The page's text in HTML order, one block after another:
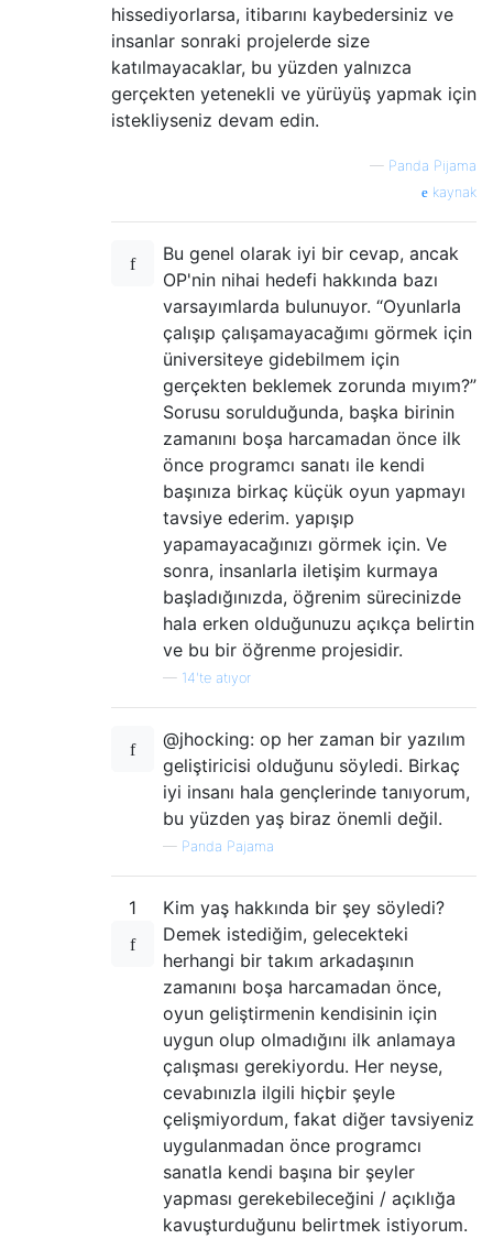
hissediyorlarsa, itibarını kaybedersiniz ve
insanlar sonraki projelerde size
katılmayacaklar, bu yüzden yalnızca
gerçekten yetenekli ve yürüyüş yapmak için
istekliyseniz devam edin.
— Panda Pijama
kaynak
Bu genel olarak iyi bir cevap, ancak
OP'nin nihai hedefi hakkında bazı
varsayımlarda bulunuyor. “Oyunlarla
çalışıp çalışamayacağımı görmek için
üniversiteye gidebilmem için
gerçekten beklemek zorunda mıyım?”
Sorusu sorulduğunda, başka birinin
zamanını boşa harcamadan önce ilk
önce programcı sanatı ile kendi
başınıza birkaç küçük oyun yapmayı
tavsiye ederim. yapışıp
yapamayacağınızı görmek için. Ve
sonra, insanlarla iletişim kurmaya
başladığınızda, öğrenim sürecinizde
hala erken olduğunuzu açıkça belirtin
ve bu bir öğrenme projesidir.
— 14'te atıyor
@jhocking: op her zaman bir yazılım
geliştiricisi olduğunu söyledi. Birkaç
iyi insanı hala gençlerinde tanıyorum,
bu yüzden yaş biraz önemli değil.
— Panda Pajama
1
Kim yaş hakkında bir şey söyledi?
Demek istediğim, gelecekteki
herhangi bir takım arkadaşının
zamanını boşa harcamadan önce,
oyun geliştirmenin kendisinin için
uygun olup olmadığını ilk anlamaya
çalışması gerekiyordu. Her neyse,
cevabınızla ilgili hiçbir şeyle
çelişmiyordum, fakat diğer tavsiyeniz
uygulanmadan önce programcı
sanatla kendi başına bir şeyler
yapması gerekebileceğini / açıklığa
kavuşturduğunu belirtmek istiyorum.